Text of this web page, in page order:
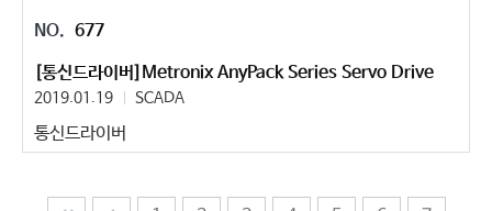
677
[통신드라이버]Metronix AnyPack Series Servo Drive
2019.01.19 SCADA
통신드라이버